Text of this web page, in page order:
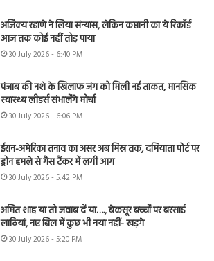
अजिंक्य रहाणे ने लिया संन्यास, लेकिन कप्तानी का ये रिकॉर्ड
आज तक कोई नहीं तोड़ पाया
30 July 2026 - 6:40 PM
पंजाब की नशे के खिलाफ जंग को मिली नई ताकत, मानसिक
स्वास्थ्य लीडर्स संभालेंगे मोर्चा
30 July 2026 - 6:06 PM
ईरान-अमेरिका तनाव का असर अब मिस्र तक, दमियाता पोर्ट पर
ड्रोन हमले से गैस टैंकर में लगी आग
30 July 2026 - 5:42 PM
अमित शाह या तो जवाब दें या…., बेकसूर बच्चों पर बरसाई
लाठियां, नए बिल में कुछ भी नया नहीं- खड़गे
30 July 2026 - 5:20 PM